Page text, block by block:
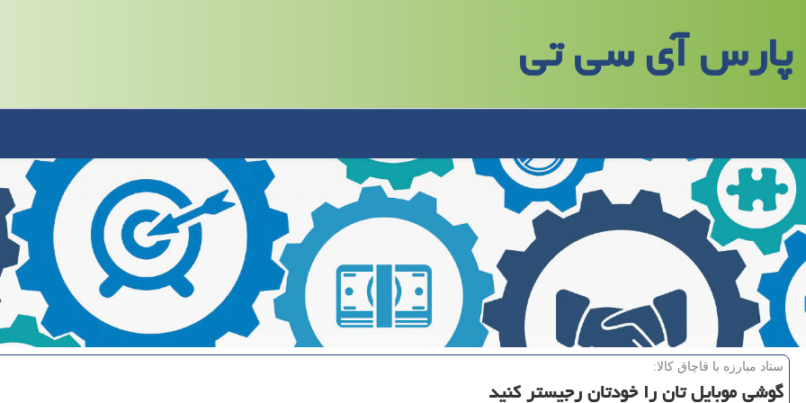
پارس آی سی تی
ستاد مبارزه با قاچاق كالا:
گوشی موبایل تان را خودتان رجیستر كنید